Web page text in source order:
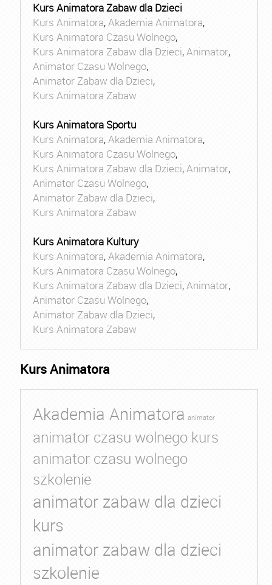
Kurs Animatora Zabaw dla Dzieci
Kurs Animatora,Akademia Animatora,
Kurs Animatora Czasu Wolnego,
Kurs Animatora Zabaw dla Dzieci,Animator,
Animator Czasu Wolnego,
Animator Zabaw dla Dzieci,
Kurs Animatora Zabaw
Kurs Animatora Sportu
Kurs Animatora,Akademia Animatora,
Kurs Animatora Czasu Wolnego,
Kurs Animatora Zabaw dla Dzieci,Animator,
Animator Czasu Wolnego,
Animator Zabaw dla Dzieci,
Kurs Animatora Zabaw
Kurs Animatora Kultury
Kurs Animatora,Akademia Animatora,
Kurs Animatora Czasu Wolnego,
Kurs Animatora Zabaw dla Dzieci,Animator,
Animator Czasu Wolnego,
Animator Zabaw dla Dzieci,
Kurs Animatora Zabaw
Kurs Animatora
Akademia Animatora animator
animator czasu wolnego kurs
animator czasu wolnego
szkolenie
animator zabaw dla dzieci
kurs
animator zabaw dla dzieci
szkolenie